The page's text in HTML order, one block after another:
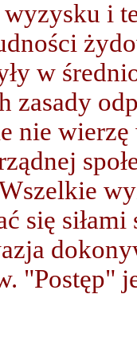
i
w
zasady
nie
się
"Postęp"